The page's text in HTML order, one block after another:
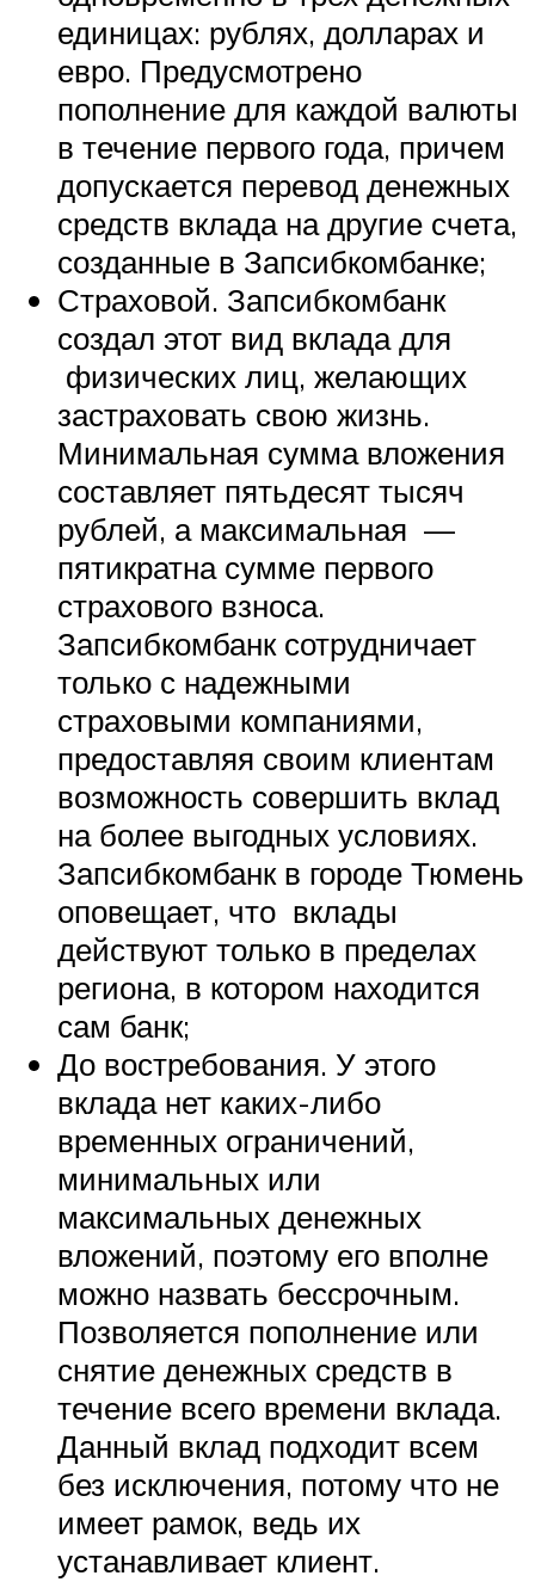
единицах: рублях, долларах и
евро. Предусмотрено
пополнение для каждой валюты
в течение первого года, причем
допускается перевод денежных
средств вклада на другие счета,
созданные в Запсибкомбанке;
Страховой. Запсибкомбанк
создал этот вид вклада для
физических лиц, желающих
застраховать свою жизнь.
Минимальная сумма вложения
составляет пятьдесят тысяч
рублей, а максимальная —
пятикратна сумме первого
страхового взноса.
Запсибкомбанк сотрудничает
только с надежными
страховыми компаниями,
предоставляя своим клиентам
возможность совершить вклад
на более выгодных условиях.
Запсибкомбанк в городе Тюмень
оповещает, что вклады
действуют только в пределах
региона, в котором находится
сам банк;
До востребования. У этого
вклада нет каких-либо
временных ограничений,
минимальных или
максимальных денежных
вложений, поэтому его вполне
можно назвать бессрочным.
Позволяется пополнение или
снятие денежных средств в
течение всего времени вклада.
Данный вклад подходит всем
без исключения, потому что не
имеет рамок, ведь их
устанавливает клиент.